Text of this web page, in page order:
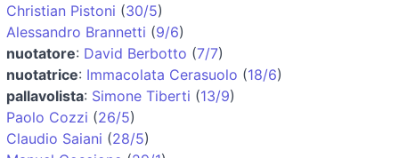
Christian Pistoni (30/5)
Alessandro Brannetti (9/6)
nuotatore: David Berbotto (7/7)
nuotatrice: Immacolata Cerasuolo (18/6)
pallavolista: Simone Tiberti (13/9)
Paolo Cozzi (26/5)
Claudio Saiani (28/5)